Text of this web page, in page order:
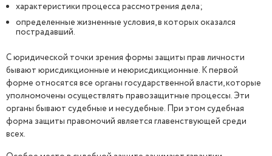
характеристики процесса рассмотрения дела;
определенные жизненные условия, в которых оказался
пострадавший.
С юридической точки зрения формы защиты прав личности
бывают юрисдикционные и неюрисдикционные. К первой
форме относятся все органы государственной власти, которые
уполномочены осуществлять правозащитные процессы. Эти
органы бывают судебные и несудебные. При этом судебная
форма защиты правомочий является главенствующей среди
всех.